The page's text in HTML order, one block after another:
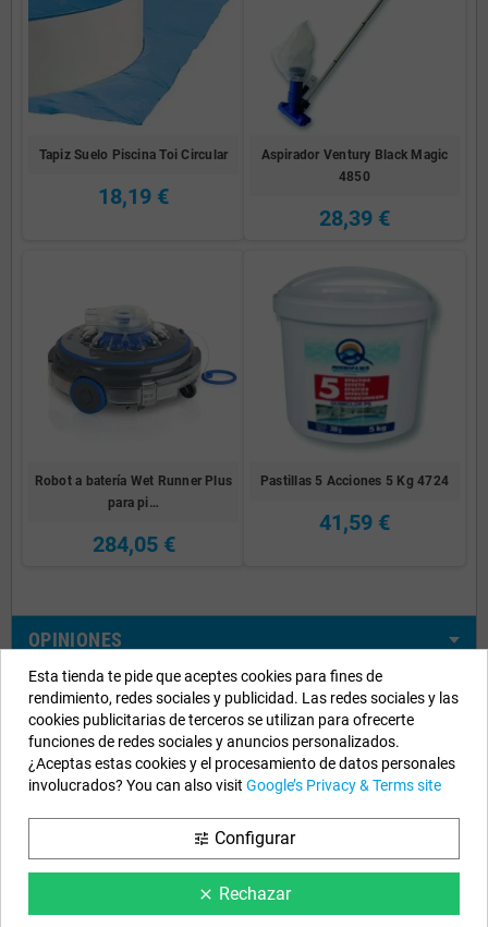
Tapiz Suelo Piscina Toi Circular
18,19 €
Aspirador Ventury Black Magic
4850
28,39 €
Robot a batería Wet Runner Plus
para pi…
284,05 €
Pastillas 5 Acciones 5 Kg 4724
41,59 €
OPINIONES
Nuestros Datos
EYAROC COMPANY SL (ESB06590913)
Llámanos ahora:924.951.204
Horario:Lunes a Viernes: 9h a 14h y 15h a 18h
info@piscinasdesmontables.com
Esta tienda te pide que aceptes cookies para fines de
rendimiento, redes sociales y publicidad. Las redes sociales y las
cookies publicitarias de terceros se utilizan para ofrecerte
funciones de redes sociales y anuncios personalizados.
¿Aceptas estas cookies y el procesamiento de datos personales
involucrados? You can also visit Google’s Privacy & Terms site
tune Configurar
clear Rechazar